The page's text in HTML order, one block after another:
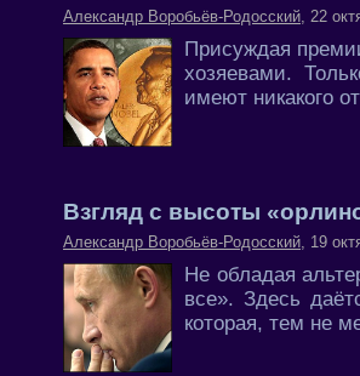
Александр Воробьёв-Родосский, 22
Присуждая
хозяевами.
имеют никакого
Взгляд с высоты
Александр Воробьёв-Родосский, 19
Не обладая
все». Здесь
которая, тем не